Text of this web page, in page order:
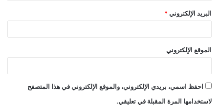
البريد الإلكتروني *
الموقع الإلكتروني
احفظ اسمي، بريدي الإلكتروني، والموقع الإلكتروني في هذا المتصفح
لاستخدامها المرة المقبلة في تعليقي.